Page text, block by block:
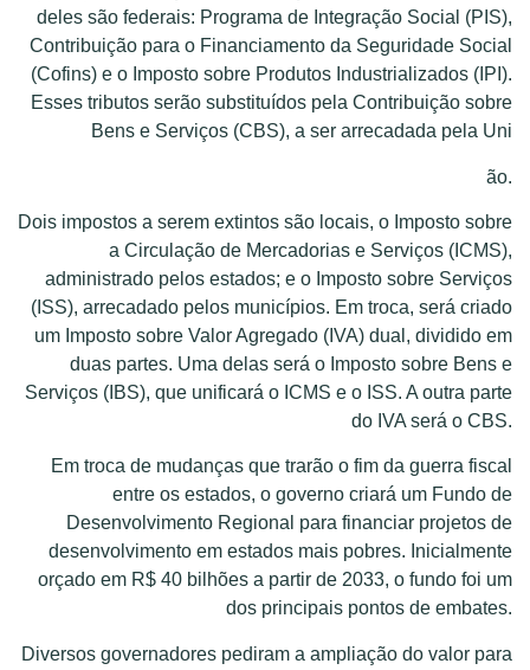
deles são federais: Programa de Integração Social (PIS),
Contribuição para o Financiamento da Seguridade Social
(Cofins) e o Imposto sobre Produtos Industrializados (IPI).
Esses tributos serão substituídos pela Contribuição sobre
Bens e Serviços (CBS), a ser arrecadada pela Uni
ão.
Dois impostos a serem extintos são locais, o Imposto sobre
a Circulação de Mercadorias e Serviços (ICMS),
administrado pelos estados; e o Imposto sobre Serviços
(ISS), arrecadado pelos municípios. Em troca, será criado
um Imposto sobre Valor Agregado (IVA) dual, dividido em
duas partes. Uma delas será o Imposto sobre Bens e
Serviços (IBS), que unificará o ICMS e o ISS. A outra parte
do IVA será o CBS.
Em troca de mudanças que trarão o fim da guerra fiscal
entre os estados, o governo criará um Fundo de
Desenvolvimento Regional para financiar projetos de
desenvolvimento em estados mais pobres. Inicialmente
orçado em R$ 40 bilhões a partir de 2033, o fundo foi um
dos principais pontos de embates.
Diversos governadores pediram a ampliação do valor para